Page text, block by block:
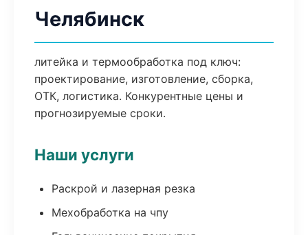
Челябинск
литейка и термообработка под ключ:
проектирование, изготовление, сборка,
ОТК, логистика. Конкурентные цены и
прогнозируемые сроки.
Наши услуги
Раскрой и лазерная резка
Мехобработка на чпу